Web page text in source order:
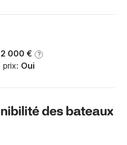
2 000 € ?
prix: Oui
des bateaux